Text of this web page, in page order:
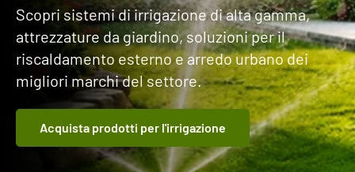
Scopri sistemi di irrigazione di alta gamma,
attrezzature da giardino, soluzioni per il
riscaldamento esterno e arredo urbano dei
migliori marchi del settore.
Acquista prodotti per l'irrigazione